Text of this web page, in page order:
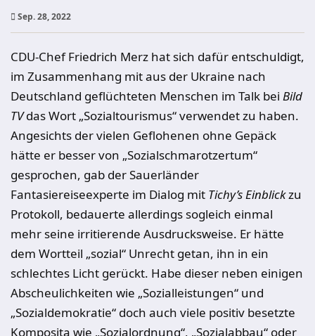
Sep. 28, 2022
CDU-Chef Friedrich Merz hat sich dafür entschuldigt,
im Zusammenhang mit aus der Ukraine nach
Deutschland geflüchteten Menschen im Talk bei Bild
TVdas Wort „Sozialtourismus“ verwendet zu haben.
Angesichts der vielen Geflohenen ohne Gepäck
hätte er besser von „Sozialschmarotzertum“
gesprochen, gab der Sauerländer
Fantasiereiseexperte im Dialog mit Tichy’s Einblickzu
Protokoll, bedauerte allerdings sogleich einmal
mehr seine irritierende Ausdrucksweise. Er hätte
dem Wortteil „sozial“ Unrecht getan, ihn in ein
schlechtes Licht gerückt. Habe dieser neben einigen
Abscheulichkeiten wie „Sozialleistungen“ und
„Sozialdemokratie“ doch auch viele positiv besetzte
Komposita wie „Sozialordnung“, „Sozialabbau“ oder